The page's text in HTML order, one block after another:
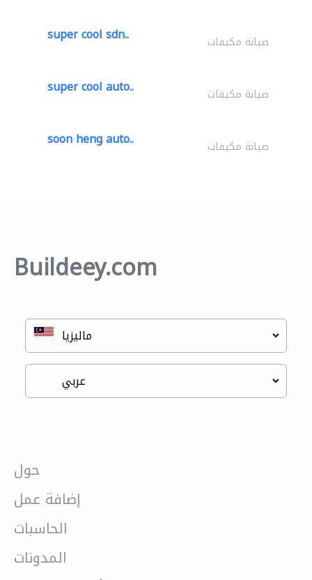
super cool sdn.. صيانة مكيفات
super cool auto.. صيانة مكيفات
soon heng auto.. صيانة مكيفات
Buildeey.com
حول
إضافة عمل
الحاسبات
المدونات